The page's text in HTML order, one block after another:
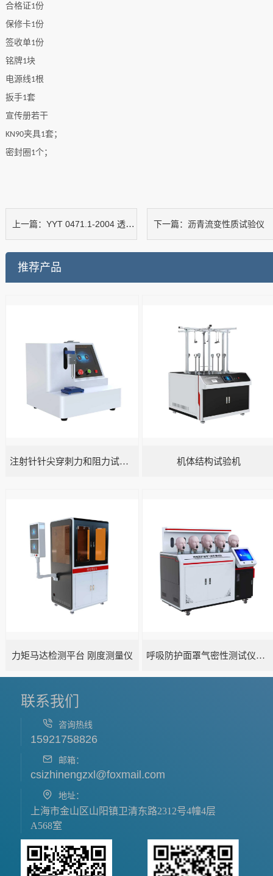
合格证1份
保修卡1份
签收单1份
铭牌1块
电源线1根
扳手1套
宣传册若干
KN90夹具1套；
密封圈 1个；
上一篇： YYT 0471.1-2004 透湿杯 下一篇： 沥青流变性质试验仪
推荐产品
注射针针尖穿刺力和阻力试验机 机体结构试验机
力矩马达检测平台 刚度测量仪 呼吸防护面罩气密性测试仪五工位
联系我们
咨询热线
15921758826
邮箱：
csizhinengzxl@foxmail.com
地址：
上海市金山区山阳镇卫清东路2312号4幢4层
A568室